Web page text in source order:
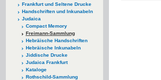
Frankfurt und Seltene Drucke
Handschriften und Inkunabeln
Judaica
Compact Memory
Freimann-Sammlung
Hebräische Handschriften
Hebräische Inkunabeln
Jiddische Drucke
Judaica Frankfurt
Kataloge
Rothschild-Sammlung